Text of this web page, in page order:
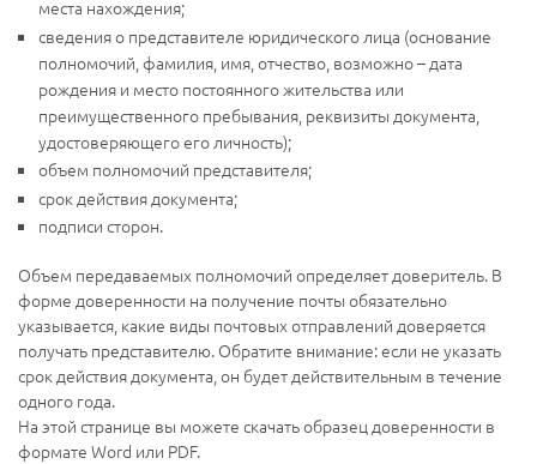
места нахождения;
сведения о представителе юридического лица (основание
полномочий, фамилия, имя, отчество, возможно – дата
рождения и место постоянного жительства или
преимущественного пребывания, реквизиты документа,
удостоверяющего его личность);
объем полномочий представителя;
срок действия документа;
подписи сторон.
Объем передаваемых полномочий определяет доверитель. В
форме доверенности на получение почты обязательно
указывается, какие виды почтовых отправлений доверяется
получать представителю. Обратите внимание: если не указать
срок действия документа, он будет действительным в течение
одного года.
На этой странице вы можете скачать образец доверенности в
формате Word или PDF.